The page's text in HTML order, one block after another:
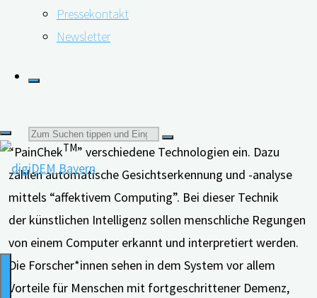
Pressekontakt
Newsletter
Suchen
nach:
entwickelt und getestet.
und seine Kolleg*innen setzen für ihre neue Methode
“PainChekTM” verschiedene Technologien ein. Dazu
zählen automatische Gesichtserkennung und -analyse
mittels “affektivem Computing”. Bei dieser Technik
der künstlichen Intelligenz sollen menschliche Regungen
von einem Computer erkannt und interpretiert werden.
Die Forscher*innen sehen in dem System vor allem
Vorteile für Menschen mit fortgeschrittener Demenz,